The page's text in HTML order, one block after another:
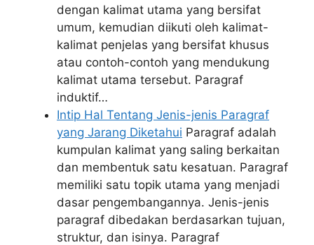
dengan kalimat utama yang bersifat
umum, kemudian diikuti oleh kalimat-
kalimat penjelas yang bersifat khusus
atau contoh-contoh yang mendukung
kalimat utama tersebut. Paragraf
induktif…
Intip Hal Tentang Jenis-jenis Paragraf
yang Jarang Diketahui Paragraf adalah
kumpulan kalimat yang saling berkaitan
dan membentuk satu kesatuan. Paragraf
memiliki satu topik utama yang menjadi
dasar pengembangannya. Jenis-jenis
paragraf dibedakan berdasarkan tujuan,
struktur, dan isinya. Paragraf